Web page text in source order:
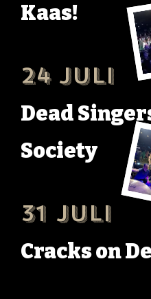
Kaas!
24 Juli
Dead
Society
31 juli
Cracks on